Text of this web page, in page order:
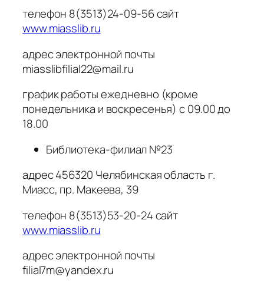
телефон 8(3513)24-09-56 сайт
www.miasslib.ru
адрес электронной почты
miasslibfilial22@mail.ru
график работы ежедневно (кроме
понедельника и воскресенья) с 09.00 до
18.00
Библиотека-филиал №23
адрес 456320 Челябинская область г.
Миасс, пр. Макеева, 39
телефон 8(3513)53-20-24 сайт
www.miasslib.ru
адрес электронной почты
filial7m@yandex.ru